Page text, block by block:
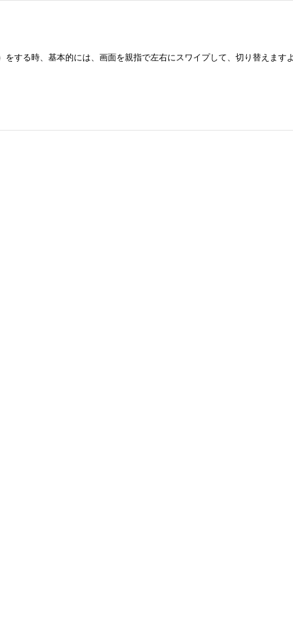
する時、基本的には、画面を親指で左右にスワイプして、切り替えます